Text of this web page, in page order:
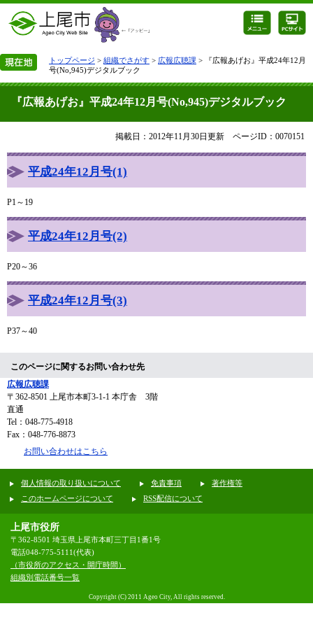
トップページ > 組織でさがす > 広報広聴課 > 『広報あげお』平成24年12月
号(No,945)デジタルブック
『広報あげお』平成24年12月号(No,945)デジタルブック
掲載日：2012年11月30日更新 ページID：0070151
平成24年12月号(1)
P1～19
平成24年12月号(2)
P20～36
平成24年12月号(3)
P37～40
このページに関するお問い合わせ先
広報広聴課
〒362-8501 上尾市本町3-1-1 本庁舎 3階
直通
Tel：048-775-4918
Fax：048-776-8873
お問い合わせはこちら
個人情報の取り扱いについて 免責事項
著作権等
このホームページについて
RSS配信について
上尾市役所
〒362-8501 埼玉県上尾市本町三丁目1番1号
電話048-775-5111(代表)
（市役所のアクセス・開庁時間）
組織別電話番号一覧
Copyright (C) 2011 Ageo City, All rights reserved.